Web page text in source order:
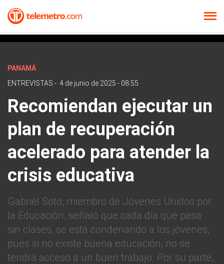
PANAMÁ
ENTREVISTAS - 4 de junio de 2025 - 08:55
Recomiendan ejecutar un
plan de recuperación
acelerado para atender la
crisis educativa
Gabriel Soto, miembro de Jóvenes Unidos por
la Educación, señaló que cada día que pasa
sin clases, se está condenando a los jóvenes,
pues si no existe buena educación, no se
tendrá acceso a un buen trabajo. Por su parte,